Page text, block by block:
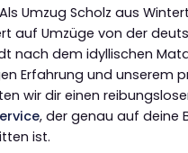
Als Umzug Scholz aus
auf Umzüge von der
nach dem idyllischen
Erfahrung und unserem
wir dir einen
, der genau auf deine
ist.